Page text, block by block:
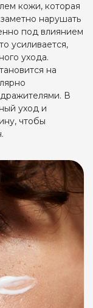
кожи, которая
нарушать
под влиянием
усиливается,
ухода.
на
В
уход и
чтобы